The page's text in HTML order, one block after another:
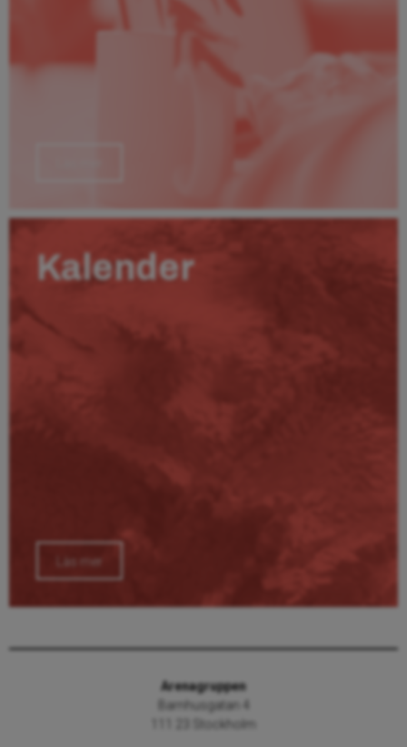
Kalender
Läs mer
Arenagruppen
Barnhusgatan 4
111 23 Stockholm